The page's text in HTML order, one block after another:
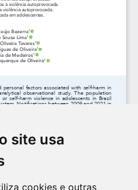
site usa
cookies e outras